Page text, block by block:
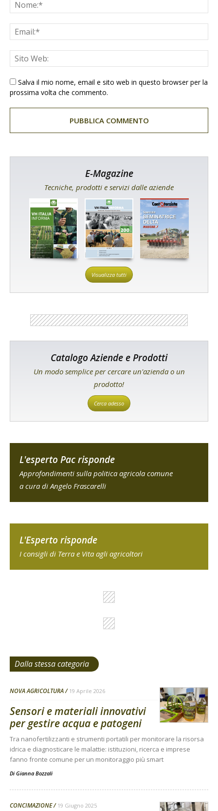
Salva il mio nome, email e sito web in questo browser per la
prossima volta che commento.
E-Magazine
Tecniche, prodotti e servizi dalle aziende
Visualizza tutti
Catalogo Aziende e Prodotti
Un modo semplice per cercare un'azienda o un
prodotto!
Cerca adesso
L'esperto Pac risponde
Approfondimenti sulla politica agricola comune
a cura di Angelo Frascarelli
L'Esperto risponde
I consigli di Terra e Vita agli agricoltori
Dalla stessa categoria
NOVA AGRICOLTURA 19 Aprile 2026
Sensori e materiali innovativi
per gestire acqua e patogeni
Tra nanofertilizzanti e strumenti portatili per monitorare la risorsa
idrica e diagnosticare le malattie: istituzioni, ricerca e imprese
fanno fronte comune per un monitoraggio più smart
Di Gianna Bozzali
CONCIMAZIONE 19 Giugno 2025